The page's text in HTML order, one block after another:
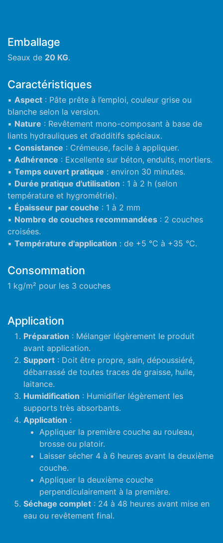
Emballage
Seaux de 20 KG.
Caractéristiques
▪ Aspect : Pâte prête à l’emploi, couleur grise ou
blanche selon la version.
▪ Nature : Revêtement mono-composant à base de
liants hydrauliques et d’additifs spéciaux.
▪ Consistance : Crémeuse, facile à appliquer.
▪ Adhérence : Excellente sur béton, enduits, mortiers.
▪ Temps ouvert pratique : environ 30 minutes.
▪ Durée pratique d'utilisation : 1 à 2 h (selon
température et hygrométrie).
▪ Épaisseur par couche : 1 à 2 mm
▪ Nombre de couches recommandées : 2 couches
croisées.
▪ Température d'application : de +5 °C à +35 °C.
Consommation
1 kg/m² pour les 3 couches
Application
Préparation : Mélanger légèrement le produit
avant application.
Support : Doit être propre, sain, dépoussiéré,
débarrassé de toutes traces de graisse, huile,
laitance.
Humidification : Humidifier légèrement les
supports très absorbants.
Application :
Appliquer la première couche au rouleau,
brosse ou platoir.
Laisser sécher 4 à 6 heures avant la deuxième
couche.
Appliquer la deuxième couche
perpendiculairement à la première.
Séchage complet : 24 à 48 heures avant mise en
eau ou revêtement final.